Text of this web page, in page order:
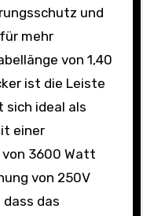
und
mehr
von 1,40
ist die Leiste
sich ideal als
einer
3600 Watt
von 250V
das